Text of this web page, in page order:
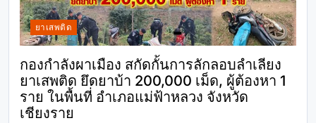
ยาเสพติด
กองกำลังผาเมือง สกัดกั้นการลักลอบลำเลียง
ยาเสพติด ยึดยาบ้า 200,000 เม็ด, ผู้ต้องหา 1
ราย ในพื้นที่ อำเภอแม่ฟ้าหลวง จังหวัด
เชียงราย